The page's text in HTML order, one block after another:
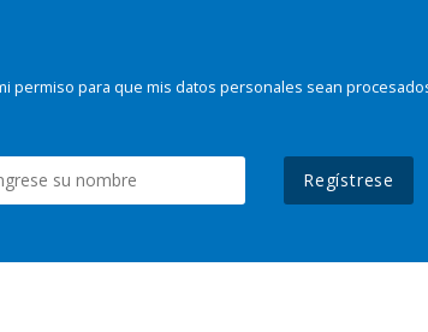
permiso para que mis datos personales sean
Regístrese